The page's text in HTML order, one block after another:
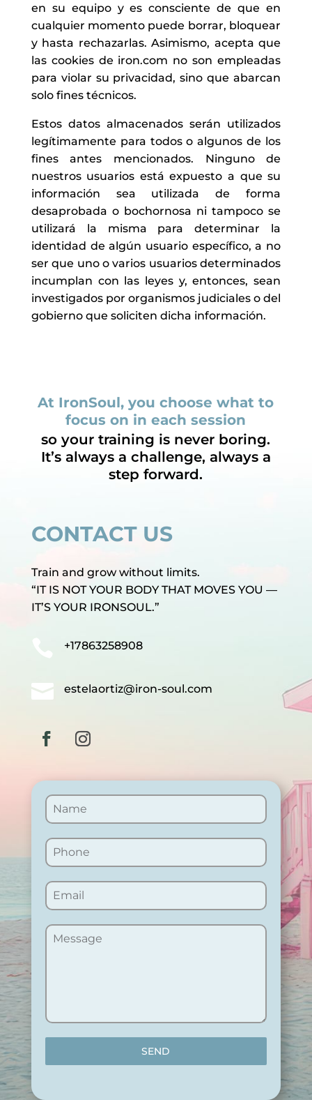
en su equipo y es consciente de que en
cualquier momento puede borrar, bloquear
y hasta rechazarlas. Asimismo, acepta que
las cookies de iron.com no son empleadas
para violar su privacidad, sino que abarcan
solo fines técnicos.
Estos datos almacenados serán utilizados
legítimamente para todos o algunos de los
fines antes mencionados. Ninguno de
nuestros usuarios está expuesto a que su
información sea utilizada de forma
desaprobada o bochornosa ni tampoco se
utilizará la misma para determinar la
identidad de algún usuario específico, a no
ser que uno o varios usuarios determinados
incumplan con las leyes y, entonces, sean
investigados por organismos judiciales o del
gobierno que soliciten dicha información.
At IronSoul, you choose what to
focus on in each session
so your training is never boring.
It’s always a challenge, always a
step forward.
CONTACT US
Train and grow without limits.
“IT IS NOT YOUR BODY THAT MOVES YOU —
IT’S YOUR IRONSOUL.”
+17863258908
 estelaortiz@iron-soul.com
SEND